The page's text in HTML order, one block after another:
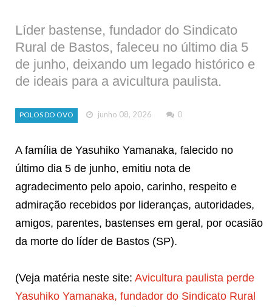
Líder bastense, fundador do Sindicato
Rural de Bastos, faleceu no último dia 5
de junho, deixando um legado histórico e
de ideais para a avicultura paulista.
POLOS DO OVO junho 08, 2026 0
A família de Yasuhiko Yamanaka, falecido no
último dia 5 de junho, emitiu nota de
agradecimento pelo apoio, carinho, respeito e
admiração recebidos por lideranças, autoridades,
amigos, parentes, bastenses em geral, por ocasião
da morte do líder de Bastos (SP).
(Veja matéria neste site: Avicultura paulista perde
Yasuhiko Yamanaka, fundador do Sindicato Rural